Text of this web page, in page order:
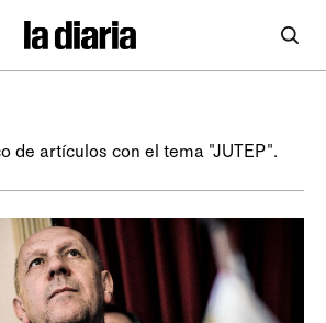
de artículos con el tema "JUTEP".